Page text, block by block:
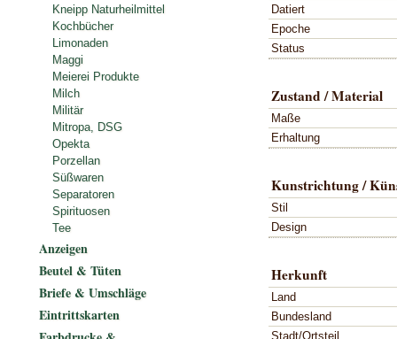
Datiert
Epoche
Status
Zustand / Material
Maße
Erhaltung
Kunstrichtung /
Stil
Design
Herkunft
Land
Bundesland
Stadt/Ortsteil
Kneipp Naturheilmittel
Kochbücher
Limonaden
Maggi
Meierei Produkte
Milch
Militär
Mitropa, DSG
Opekta
Porzellan
Süßwaren
Separatoren
Spirituosen
Tee
Anzeigen
Beutel & Tüten
Briefe & Umschläge
Eintrittskarten